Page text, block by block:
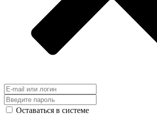
Оставаться в системе